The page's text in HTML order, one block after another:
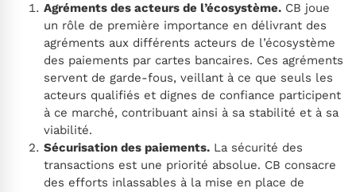
Agréments des acteurs de l’écosystème. CB joue
un rôle de première importance en délivrant des
agréments aux différents acteurs de l’écosystème
des paiements par cartes bancaires. Ces agréments
servent de garde-fous, veillant à ce que seuls les
acteurs qualifiés et dignes de confiance participent
à ce marché, contribuant ainsi à sa stabilité et à sa
viabilité.
Sécurisation des paiements. La sécurité des
transactions est une priorité absolue. CB consacre
des efforts inlassables à la mise en place de